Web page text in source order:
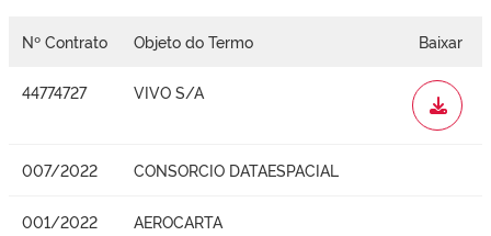
Nº Contrato Objeto do Termo Baixar
44774727 VIVO S/A
WORD
007/2022 CONSORCIO DATAESPACIAL
001/2022 AEROCARTA